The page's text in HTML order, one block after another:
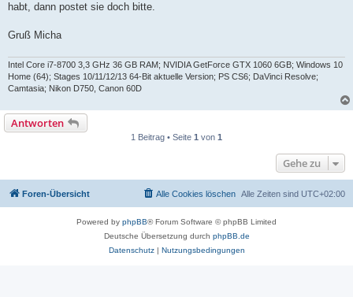
habt, dann postet sie doch bitte.
Gruß Micha
Intel Core i7-8700 3,3 GHz 36 GB RAM; NVIDIA GetForce GTX 1060 6GB; Windows 10
Home (64); Stages 10/11/12/13 64-Bit aktuelle Version; PS CS6; DaVinci Resolve;
Camtasia; Nikon D750, Canon 60D
Antworten
1 Beitrag • Seite 1 von 1
Gehe zu
Foren-Übersicht Alle Zeiten sind UTC+02:00
Alle Cookies löschen
Powered by phpBB® Forum Software © phpBB Limited
Deutsche Übersetzung durch phpBB.de
Datenschutz| Nutzungsbedingungen